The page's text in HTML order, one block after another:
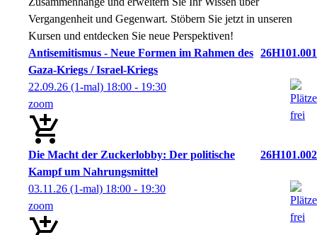
Vergangenheit und Gegenwart. Stöbern Sie jetzt in unseren
Kursen und entdecken Sie neue Perspektiven!
Antisemitismus - Neue Formen im Rahmen des
Gaza-Kriegs / Israel-Kriegs
26H101.001
22.09.26 (1-mal) 18:00 - 19:30
zoom
Die Macht der Zuckerlobby: Der politische
Kampf um Nahrungsmittel
26H101.002
03.11.26 (1-mal) 18:00 - 19:30
zoom